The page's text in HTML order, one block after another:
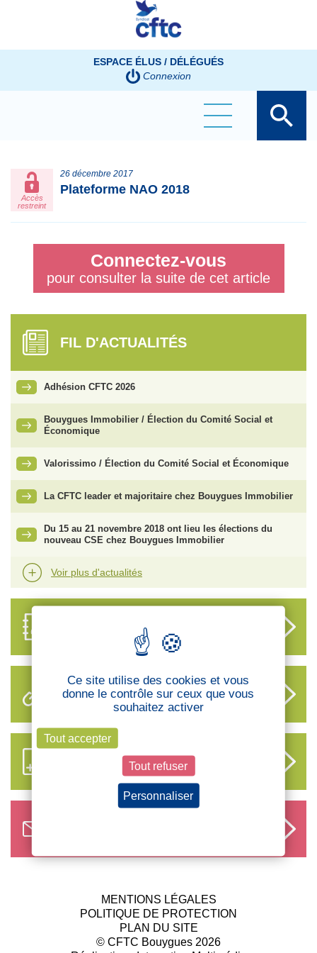
ESPACE ÉLUS / DÉLÉGUÉS
Connexion
Accès
restreint
26 décembre 2017
Plateforme NAO 2018
Connectez-vous
pour consulter la suite de cet article
FIL D'ACTUALITÉS
Adhésion CFTC 2026
Bouygues Immobilier / Élection du Comité Social et
Économique
Valorissimo / Élection du Comité Social et Économique
La CFTC leader et majoritaire chez Bouygues Immobilier
Du 15 au 21 novembre 2018 ont lieu les élections du
nouveau CSE chez Bouygues Immobilier
Voir plus d'actualités
DES DÉLÉGUÉS
LIENS UTILES
S’ABONNER AUX NOUVEAUX
CONTENUS CFTC
MENTIONS LÉGALES
POLITIQUE DE PROTECTION
PLAN DU SITE
© CFTC Bouygues 2026
Panneau de gestion des cookies
Ce site utilise des cookies et vous
donne le contrôle sur ceux que vous
souhaitez activer
Tout accepter
Tout refuser
Personnaliser